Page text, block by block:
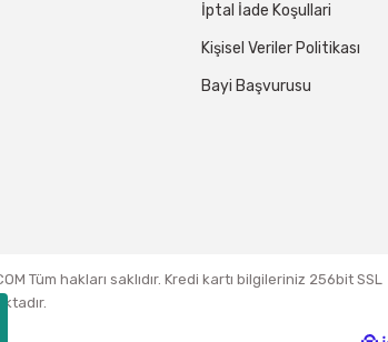
İptal İade Koşullari
Kişisel Veriler Politikası
Bayi Başvurusu
Tüm hakları saklıdır. Kredi kartı bilgileriniz 256bit SSL